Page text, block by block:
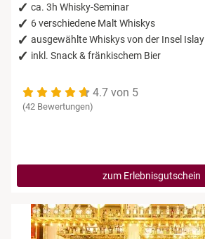
ca. 3h Whisky-Seminar
6 verschiedene Malt Whiskys
ausgewählte Whiskys von der Insel Islay
inkl. Snack & fränkischem Bier
4.7 von 5
(42 Bewertungen)
zum Erlebnisgutschein